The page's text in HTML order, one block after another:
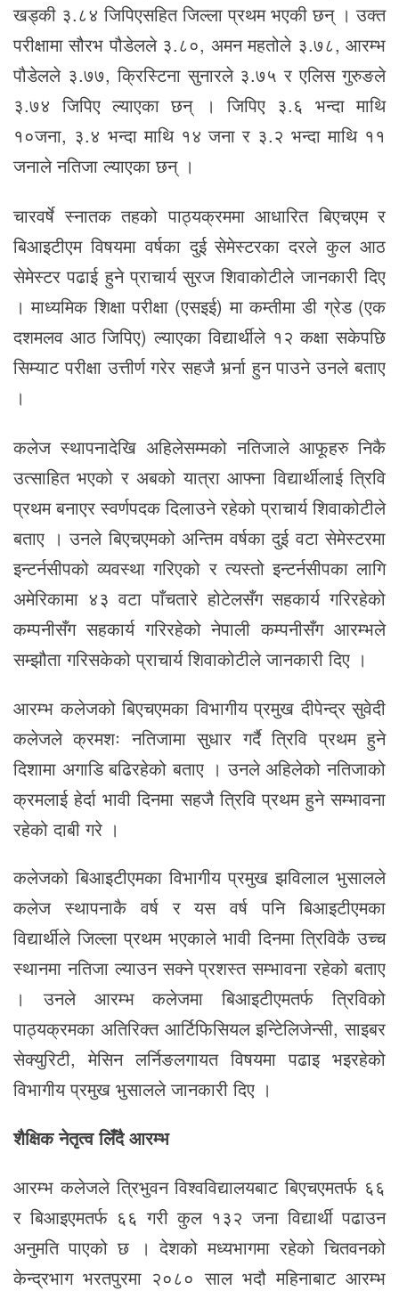
खड्की ३.८४ जिपिएसहित जिल्ला प्रथम भएकी छन् । उक्त
परीक्षामा सौरभ पौडेलले ३.८०, अमन महतोले ३.७८, आरम्भ
पौडेलले ३.७७, क्रिस्टिना सुनारले ३.७५ र एलिस गुरुङले
३.७४ जिपिए ल्याएका छन् । जिपिए ३.६ भन्दा माथि
१०जना, ३.४ भन्दा माथि १४ जना र ३.२ भन्दा माथि ११
जनाले नतिजा ल्याएका छन् ।
चारवर्षे स्नातक तहको पाठ्यक्रममा आधारित बिएचएम र
बिआइटीएम विषयमा वर्षका दुई सेमेस्टरका दरले कुल आठ
सेमेस्टर पढाई हुने प्राचार्य सुरज शिवाकोटीले जानकारी दिए
। माध्यमिक शिक्षा परीक्षा (एसइई) मा कम्तीमा डी ग्रेड (एक
दशमलव आठ जिपिए) ल्याएका विद्यार्थीले १२ कक्षा सकेपछि
सिम्याट परीक्षा उत्तीर्ण गरेर सहजै भर्र्ना हुन पाउने उनले बताए
।
कलेज स्थापनादेखि अहिलेसम्मको नतिजाले आफूहरु निकै
उत्साहित भएको र अबको यात्रा आफ्ना विद्यार्थीलाई त्रिवि
प्रथम बनाएर स्वर्णपदक दिलाउने रहेको प्राचार्य शिवाकोटीले
बताए । उनले बिएचएमको अन्तिम वर्षका दुई वटा सेमेस्टरमा
इन्टर्नसीपको व्यवस्था गरिएको र त्यस्तो इन्टर्नसीपका लागि
अमेरिकामा ४३ वटा पाँचतारे होटेलसँग सहकार्य गरिरहेको
कम्पनीसँग सहकार्य गरिरहेको नेपाली कम्पनीसँग आरम्भले
सम्झौता गरिसकेको प्राचार्य शिवाकोटीले जानकारी दिए ।
आरम्भ कलेजको बिएचएमका विभागीय प्रमुख दीपेन्द्र सुवेदी
कलेजले क्रमशः नतिजामा सुधार गर्दै त्रिवि प्रथम हुने
दिशामा अगाडि बढिरहेको बताए । उनले अहिलेको नतिजाको
क्रमलाई हेर्दा भावी दिनमा सहजै त्रिवि प्रथम हुने सम्भावना
रहेको दाबी गरे ।
कलेजको बिआइटीएमका विभागीय प्रमुख झविलाल भुसालले
कलेज स्थापनाकै वर्ष र यस वर्ष पनि बिआइटीएमका
विद्यार्थीले जिल्ला प्रथम भएकाले भावी दिनमा त्रिविकै उच्च
स्थानमा नतिजा ल्याउन सक्ने प्रशस्त सम्भावना रहेको बताए
। उनले आरम्भ कलेजमा बिआइटीएमतर्फ त्रिविको
पाठ्यक्रमका अतिरिक्त आर्टिफिसियल इन्टिेलिजेन्सी, साइबर
सेक्युरिटी, मेसिन लर्निङलगायत विषयमा पढाइ भइरहेको
विभागीय प्रमुख भुसालले जानकारी दिए ।
शैक्षिक नेतृत्व लिँदै आरम्भ
आरम्भ कलेजले त्रिभुवन विश्वविद्यालयबाट बिएचएमतर्फ ६६
र बिआइएमतर्फ ६६ गरी कुल १३२ जना विद्यार्थी पढाउन
अनुमति पाएको छ । देशको मध्यभागमा रहेको चितवनको
केन्द्रभाग भरतपुरमा २०८० साल भदौ महिनाबाट आरम्भ